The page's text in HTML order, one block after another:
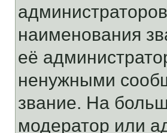
наименования
её
ненужными
звание. На
модератор или